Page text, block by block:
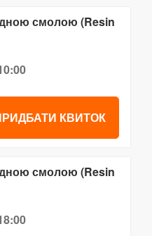
смолою (Resin
КВИТОК
смолою (Resin